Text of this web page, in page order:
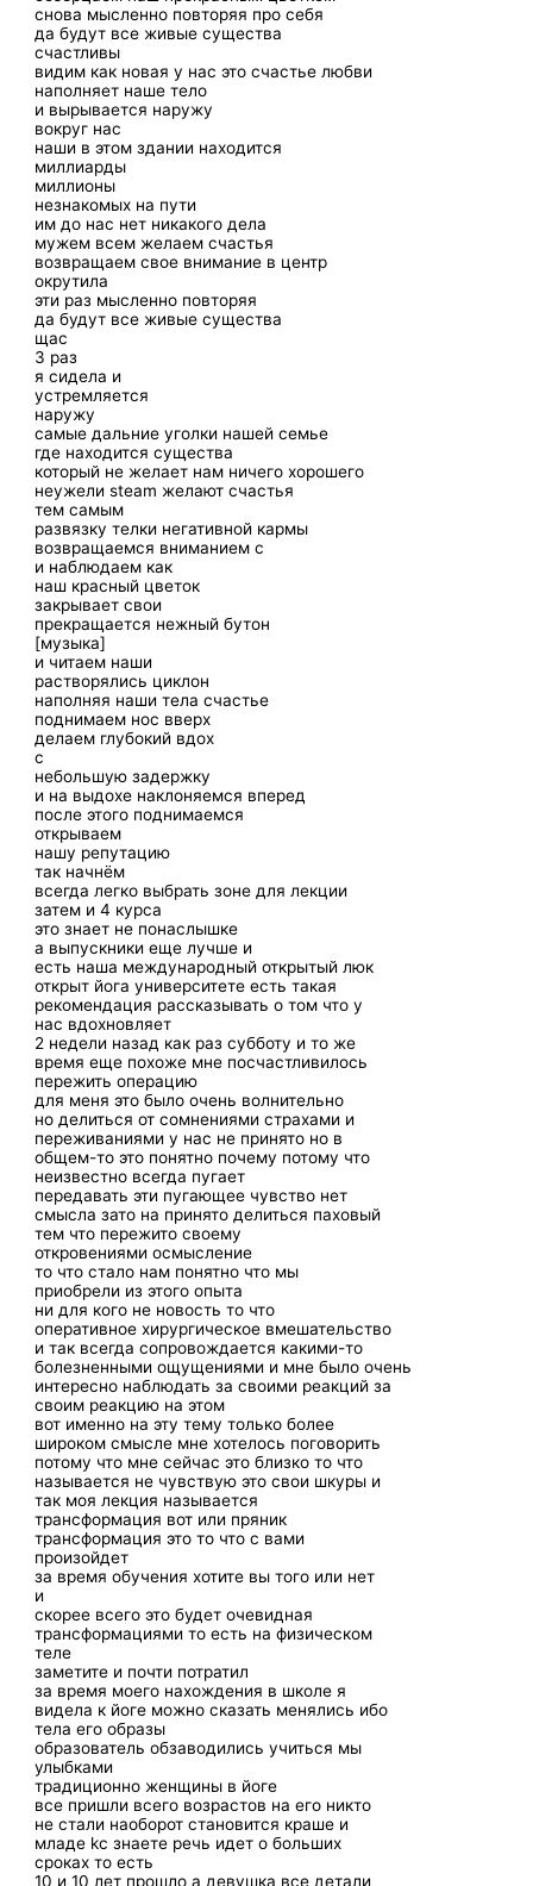
снова мысленно повторяя про себя
да будут все живые существа
счастливы
видим как новая у нас это счастье любви
наполняет наше тело
и вырывается наружу
вокруг нас
наши в этом здании находится
миллиарды
миллионы
незнакомых на пути
им до нас нет никакого дела
мужем всем желаем счастья
возвращаем свое внимание в центр
окрутила
эти раз мысленно повторяя
да будут все живые существа
щас
3 раз
я сидела и
устремляется
наружу
самые дальние уголки нашей семье
где находится существа
который не желает нам ничего хорошего
неужели steam желают счастья
тем самым
развязку телки негативной кармы
возвращаемся вниманием c
и наблюдаем как
наш красный цветок
закрывает свои
прекращается нежный бутон
[музыка]
и читаем наши
растворялись циклон
наполняя наши тела счастье
поднимаем нос вверх
делаем глубокий вдох
с
небольшую задержку
и на выдохе наклоняемся вперед
после этого поднимаемся
открываем
нашу репутацию
так начнём
всегда легко выбрать зоне для лекции
затем и 4 курса
это знает не понаслышке
а выпускники еще лучше и
есть наша международный открытый люк
открыт йога университете есть такая
рекомендация рассказывать о том что у
нас вдохновляет
2 недели назад как раз субботу и то же
время еще похоже мне посчастливилось
пережить операцию
для меня это было очень волнительно
но делиться от сомнениями страхами и
переживаниями у нас не принято но в
общем-то это понятно почему потому что
неизвестно всегда пугает
передавать эти пугающее чувство нет
смысла зато на принято делиться паховый
тем что пережито своему
откровениями осмысление
то что стало нам понятно что мы
приобрели из этого опыта
ни для кого не новость то что
оперативное хирургическое вмешательство
и так всегда сопровождается какими-то
болезненными ощущениями и мне было очень
интересно наблюдать за своими реакций за
своим реакцию на этом
вот именно на эту тему только более
широком смысле мне хотелось поговорить
потому что мне сейчас это близко то что
называется не чувствую это свои шкуры и
так моя лекция называется
трансформация вот или пряник
трансформация это то что с вами
произойдет
за время обучения хотите вы того или нет
и
скорее всего это будет очевидная
трансформациями то есть на физическом
теле
заметите и почти потратил
за время моего нахождения в школе я
видела к йоге можно сказать менялись ибо
тела его образы
образователь обзаводились учиться мы
улыбками
традиционно женщины в йоге
все пришли всего возрастов на его никто
не стали наоборот становится краше и
младе kc знаете речь идет о больших
сроках то есть
10 и 10 лет прошло а девушка все детали